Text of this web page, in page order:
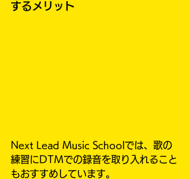
するメリット
Next Lead Music Schoolでは、歌の
練習にDTMでの録音を取り入れること
もおすすめしています。